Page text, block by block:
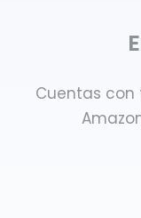
Cuentas